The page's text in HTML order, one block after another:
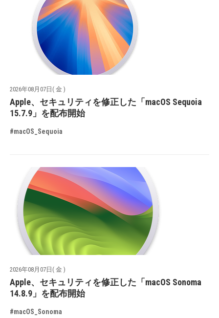
2026年08月07日( 金 )
Apple、セキュリティを修正した「macOS Sequoia
15.7.9」を配布開始
#macOS_Sequoia
2026年08月07日( 金 )
Apple、セキュリティを修正した「macOS Sonoma
14.8.9」を配布開始
#macOS_Sonoma